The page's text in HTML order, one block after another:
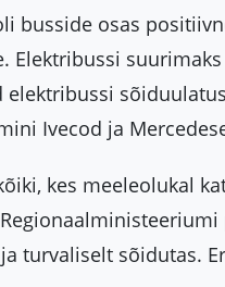
busside osas
Ivecod ja
kes meeleolukal
turvaliselt sõidutas.